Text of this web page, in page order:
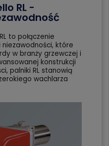
RL -
to połączenie
które
w branży grzewczej i
konstrukcji
palniki RL stanowią
wachlarza